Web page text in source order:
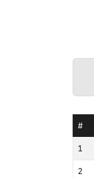
#
1
2